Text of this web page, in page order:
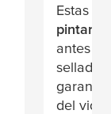
Estas
pintar
antes
sellado.
del